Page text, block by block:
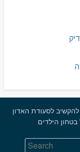
להקשיב לסעודת האדון